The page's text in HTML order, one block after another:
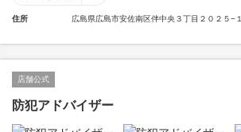
住所 広島県広島市安佐南区伴中央３丁目２０２５−１
店舗公式
防犯アドバイザー